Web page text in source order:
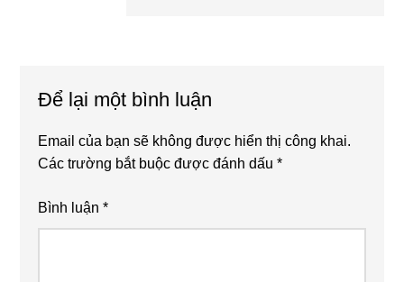
Để lại một bình luận
Email của bạn sẽ không được hiển thị công khai.
Các trường bắt buộc được đánh dấu*
Bình luận*